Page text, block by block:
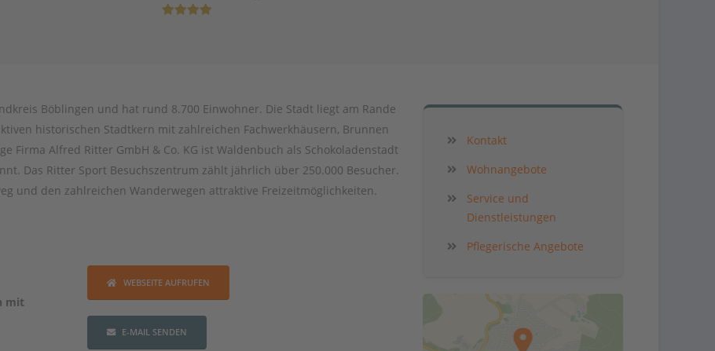
Böblingen und hat rund 8.700 Einwohner. Die Stadt liegt am Rande
historischen Stadtkern mit zahlreichen Fachwerkhäusern, Brunnen
Firma Alfred Ritter GmbH & Co. KG ist Waldenbuch als Schokoladenstadt
Das Ritter Sport Besuchszentrum zählt jährlich über 250.000 Besucher.
und den zahlreichen Wanderwegen attraktive Freizeitmöglichkeiten.
mit
WEBSEITE AUFRUFEN
E-MAIL SENDEN
Kontakt
Wohnangebote
Service und
Dienstleistungen
Pflegerische Angebote